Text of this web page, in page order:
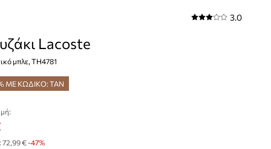
3.0
Lacoste
μπλε, TH4781
ΜΕ ΚΩΔΙΚΟ: TAN
72,99 €-47%